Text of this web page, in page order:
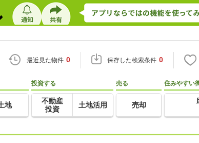
最近見た物件 0 保存した検索条件 0
地
投資する
不動産
投資
土地活用
売る
売却
住みやすい